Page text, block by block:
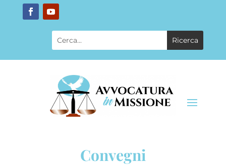
Convegni